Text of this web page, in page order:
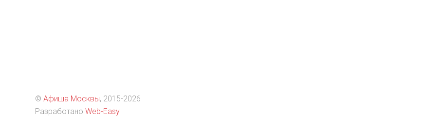
© Афиша Москвы, 2015-2026
Разработано Web-Easy